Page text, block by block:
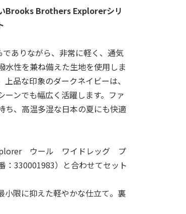
Brooks Brothers Explorerシリ
ありながら、非常に軽く、通気
水性を兼ね備えた生地を使用しま
品な印象のダークネイビーは、
ーンでも幅広く活躍します。ファ
ち、高温多湿な日本の夏にも快適
ウール ワイドレッグ プ
330001983）と合わせてセット
限に抑えた軽やかな仕立て。裏